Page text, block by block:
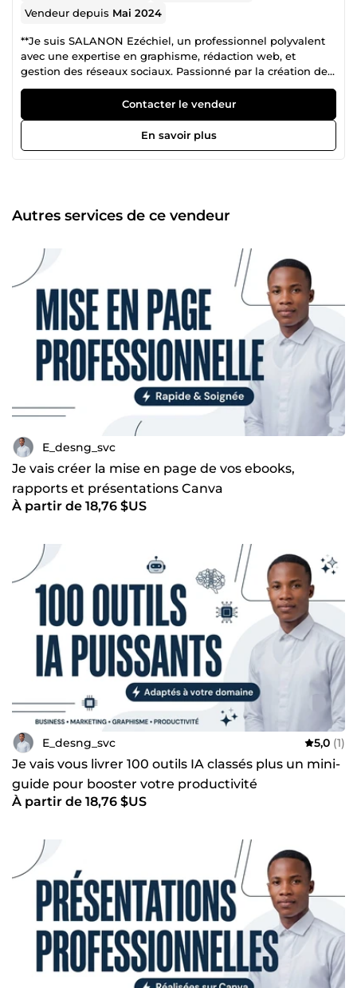
Vendeur depuis Mai 2024
**Je suis SALANON Ezéchiel, un professionnel polyvalent
avec une expertise en graphisme, rédaction web, et
gestion des réseaux sociaux. Passionné par la création de
contenus numériques et la stratégie digitale, je travaille
également sur l'optimisation et la gestion de sites web
pour améliorer votre présence en ligne. **
Contacter le vendeur
En savoir plus
Autres services de ce vendeur
E_desng_svc
Je vais créer la mise en page de vos ebooks,
rapports et présentations Canva
À partir de 18,76 $US
E_desng_svc 5,0 (1)
Je vais vous livrer 100 outils IA classés plus un mini-
guide pour booster votre productivité
À partir de 18,76 $US